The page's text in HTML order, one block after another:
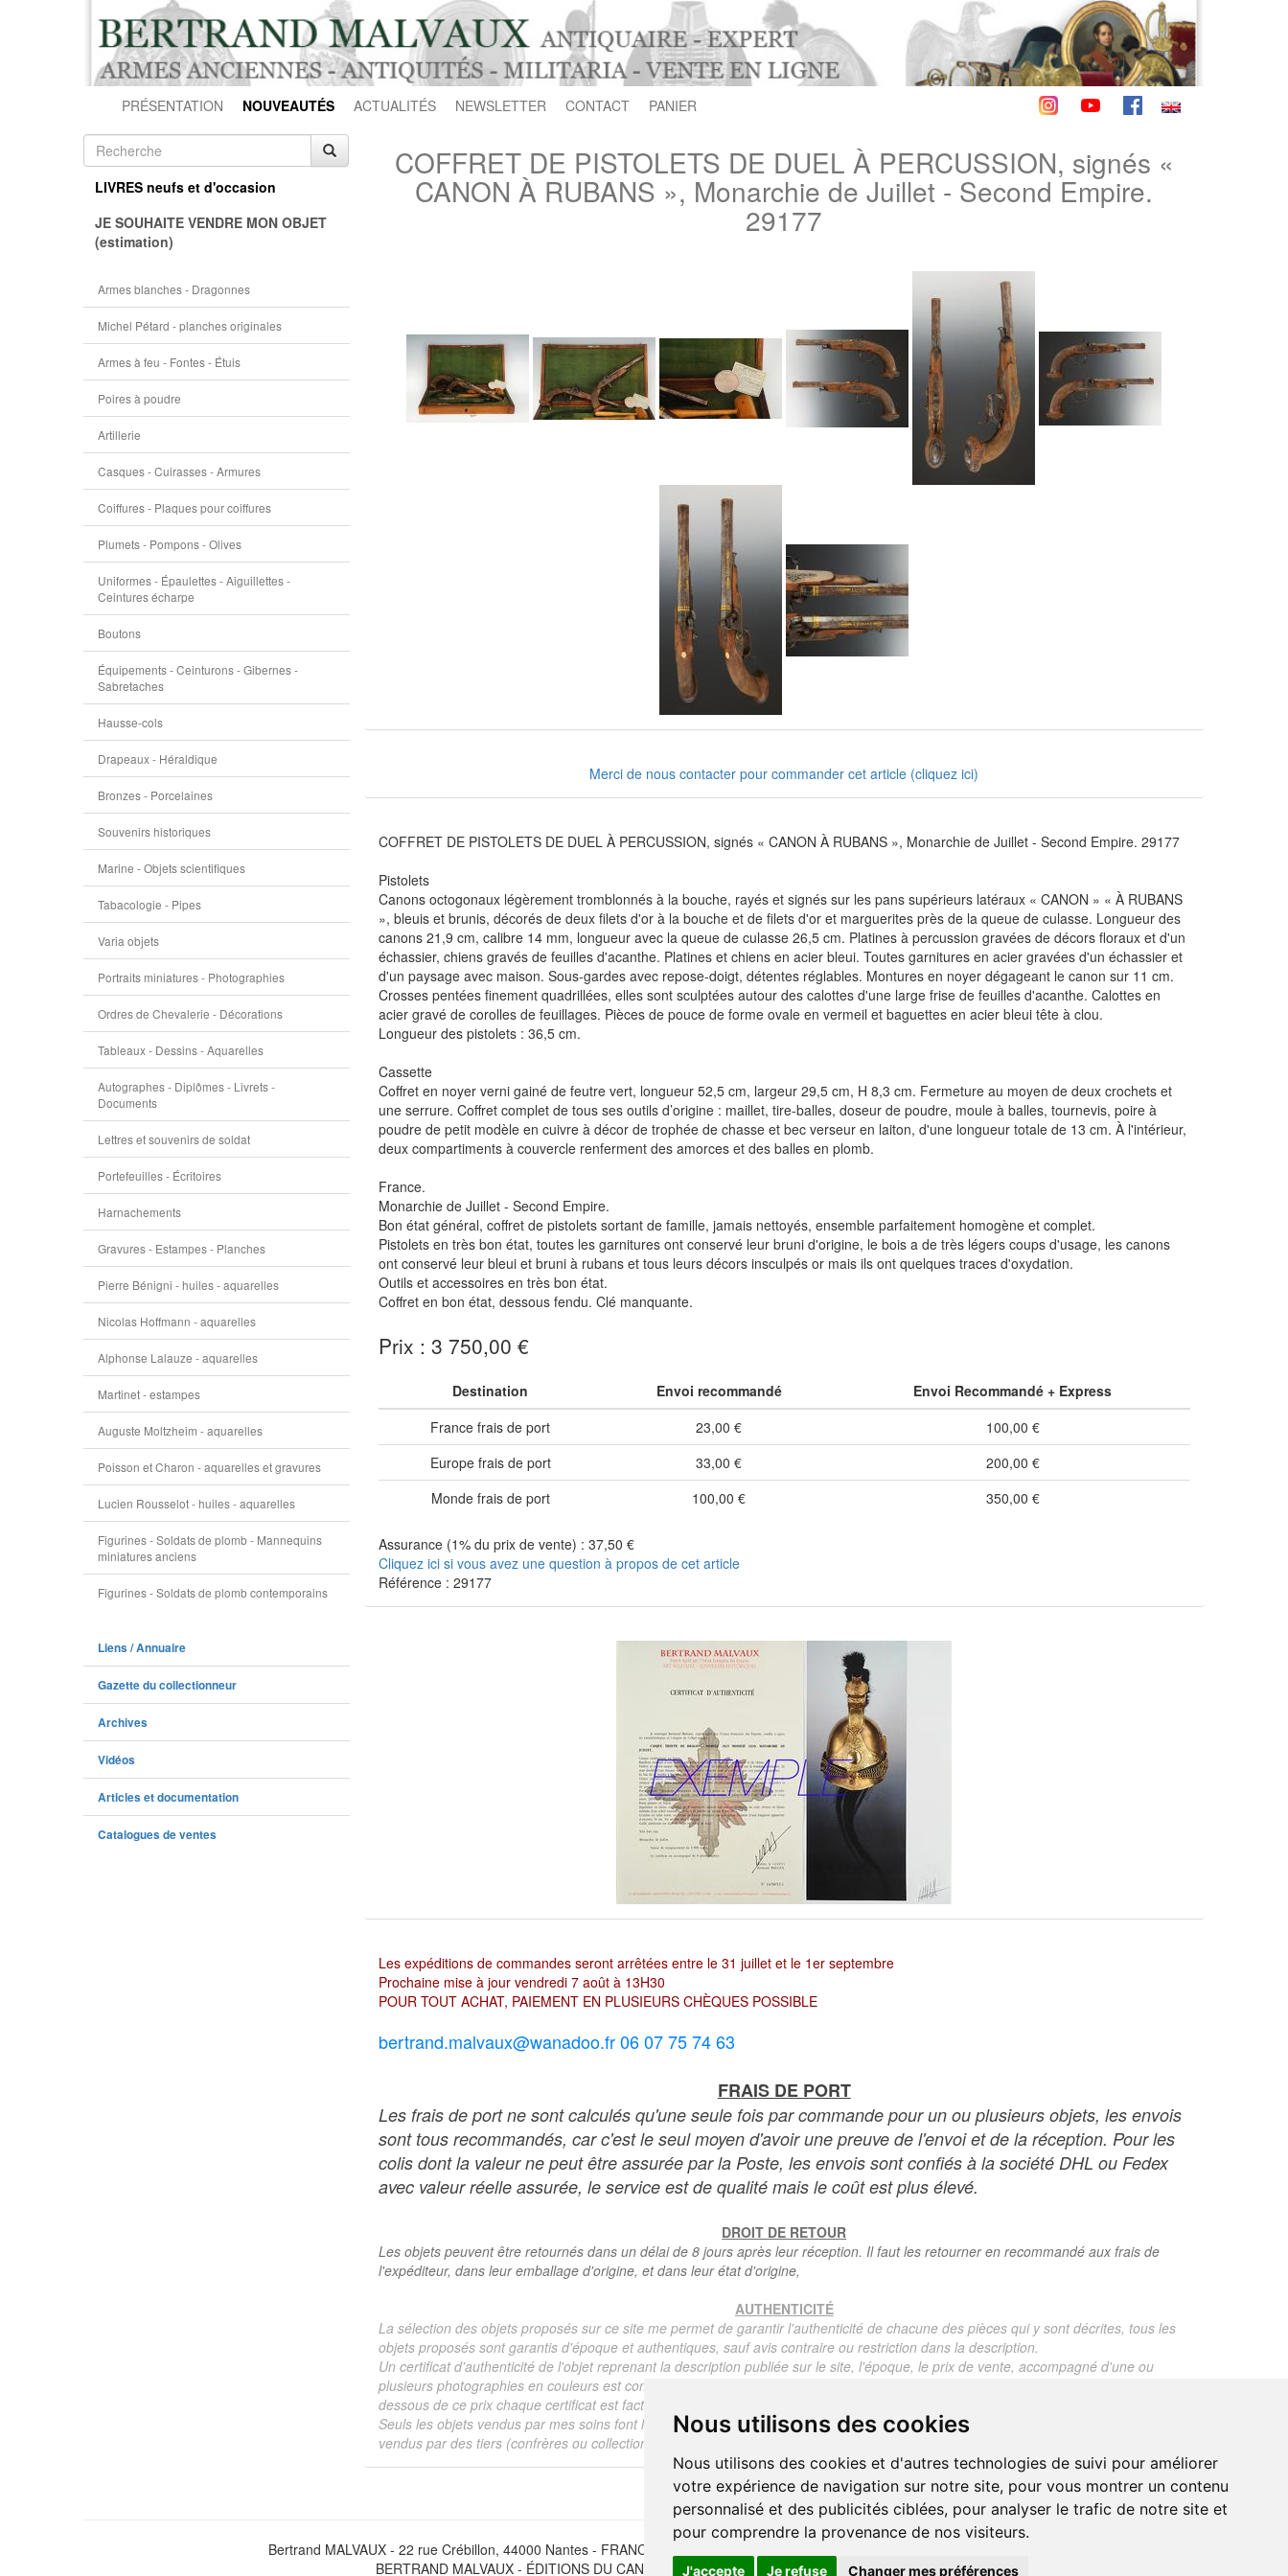
Nous utilisons des cookies
Nous utilisons des cookies et d'autres technologies de suivi pour améliorer
votre expérience de navigation sur notre site, pour vous montrer un contenu
personnalisé et des publicités ciblées, pour analyser le trafic de notre site et
pour comprendre la provenance de nos visiteurs.
J'accepte Je refuse Changer mes préférences
PRÉSENTATION NOUVEAUTÉS ACTUALITÉS NEWSLETTER CONTACT PANIER
LIVRES neufs et d'occasion
JE SOUHAITE VENDRE MON OBJET
(estimation)
Armes blanches - Dragonnes
Michel Pétard - planches originales
Armes à feu - Fontes - Étuis
Poires à poudre
Artillerie
Casques - Cuirasses - Armures
Coiffures - Plaques pour coiffures
Plumets - Pompons - Olives
Uniformes - Épaulettes - Aiguillettes -
Ceintures écharpe
Boutons
Équipements - Ceinturons - Gibernes -
Sabretaches
Hausse-cols
Drapeaux - Héraldique
Bronzes - Porcelaines
Souvenirs historiques
Marine - Objets scientifiques
Tabacologie - Pipes
Varia objets
Portraits miniatures - Photographies
Ordres de Chevalerie - Décorations
Tableaux - Dessins - Aquarelles
Autographes - Diplômes - Livrets -
Documents
Lettres et souvenirs de soldat
Portefeuilles - Écritoires
Harnachements
Gravures - Estampes - Planches
Pierre Bénigni - huiles - aquarelles
Nicolas Hoffmann - aquarelles
Alphonse Lalauze - aquarelles
Martinet - estampes
Auguste Moltzheim - aquarelles
Poisson et Charon - aquarelles et gravures
Lucien Rousselot - huiles - aquarelles
Figurines - Soldats de plomb - Mannequins
miniatures anciens
Figurines - Soldats de plomb contemporains
Liens / Annuaire
Gazette du collectionneur
Archives
Vidéos
Articles et documentation
Catalogues de ventes
COFFRET DE PISTOLETS DE DUEL À PERCUSSION, signés «
CANON À RUBANS », Monarchie de Juillet - Second Empire.
29177
Merci de nous contacter pour commander cet article (cliquez ici)
COFFRET DE PISTOLETS DE DUEL À PERCUSSION, signés « CANON À RUBANS », Monarchie de Juillet - Second Empire. 29177
Pistolets
Canons octogonaux légèrement tromblonnés à la bouche, rayés et signés sur les pans supérieurs latéraux « CANON » « À RUBANS
», bleuis et brunis, décorés de deux filets d'or à la bouche et de filets d'or et marguerites près de la queue de culasse. Longueur des
canons 21,9 cm, calibre 14 mm, longueur avec la queue de culasse 26,5 cm. Platines à percussion gravées de décors floraux et d'un
échassier, chiens gravés de feuilles d'acanthe. Platines et chiens en acier bleui. Toutes garnitures en acier gravées d'un échassier et
d'un paysage avec maison. Sous-gardes avec repose-doigt, détentes réglables. Montures en noyer dégageant le canon sur 11 cm.
Crosses pentées finement quadrillées, elles sont sculptées autour des calottes d'une large frise de feuilles d'acanthe. Calottes en
acier gravé de corolles de feuillages. Pièces de pouce de forme ovale en vermeil et baguettes en acier bleui tête à clou.
Longueur des pistolets : 36,5 cm.
Cassette
Coffret en noyer verni gainé de feutre vert, longueur 52,5 cm, largeur 29,5 cm, H 8,3 cm. Fermeture au moyen de deux crochets et
une serrure. Coffret complet de tous ses outils d’origine : maillet, tire-balles, doseur de poudre, moule à balles, tournevis, poire à
poudre de petit modèle en cuivre à décor de trophée de chasse et bec verseur en laiton, d'une longueur totale de 13 cm. À l'intérieur,
deux compartiments à couvercle renferment des amorces et des balles en plomb.
France.
Monarchie de Juillet - Second Empire.
Bon état général, coffret de pistolets sortant de famille, jamais nettoyés, ensemble parfaitement homogène et complet.
Pistolets en très bon état, toutes les garnitures ont conservé leur bruni d'origine, le bois a de très légers coups d'usage, les canons
ont conservé leur bleui et bruni à rubans et tous leurs décors insculpés or mais ils ont quelques traces d'oxydation.
Outils et accessoires en très bon état.
Coffret en bon état, dessous fendu. Clé manquante.
Prix : 3 750,00 €
Destination Envoi recommandé
Envoi Recommandé + Express
France frais de port
23,00 €
100,00 €
Europe frais de port
33,00 €
200,00 €
Monde frais de port
100,00 € 350,00 €
Assurance (1% du prix de vente) : 37,50 €
Cliquez ici si vous avez une question à propos de cet article
Référence : 29177
Les expéditions de commandes seront arrêtées entre le 31 juillet et le 1er septembre
Prochaine mise à jour vendredi 7 août à 13H30
POUR TOUT ACHAT, PAIEMENT EN PLUSIEURS CHÈQUES POSSIBLE
bertrand.malvaux@wanadoo.fr 06 07 75 74 63
FRAIS DE PORT
Les frais de port ne sont calculés qu'une seule fois par commande pour un ou plusieurs objets, les envois
sont tous recommandés, car c'est le seul moyen d'avoir une preuve de l'envoi et de la réception. Pour les
colis dont la valeur ne peut être assurée par la Poste, les envois sont confiés à la société DHL ou Fedex
avec valeur réelle assurée, le service est de qualité mais le coût est plus élevé.
DROIT DE RETOUR
Les objets peuvent être retournés dans un délai de 8 jours après leur réception. Il faut les retourner en recommandé aux frais de
l'expéditeur, dans leur emballage d'origine, et dans leur état d'origine,
AUTHENTICITÉ
La sélection des objets proposés sur ce site me permet de garantir l'authenticité de chacune des pièces qui y sont décrites, tous les
objets proposés sont garantis d'époque et authentiques, sauf avis contraire ou restriction dans la description.
Un certificat d'authenticité de l'objet reprenant la description publiée sur le site, l'époque, le prix de vente, accompagné d'une ou
plusieurs photographies en couleurs est communiqué automatiquement pour tout objet dont le prix est supérieur à 130 euros. En
dessous de ce prix chaque certificat est facturé 5 euros.
Seuls les objets vendus par mes soins font l'objet d'un certificat d'authenticité, je ne fais aucun rapport d'expertise pour les objets
vendus par des tiers (confrères ou collectionneurs).
Bertrand MALVAUX - 22 rue Crébillon, 44000 Nantes - FRANCE - Tél. (33) 02 40 733 600 —
BERTRAND MALVAUX - ÉDITIONS DU CANONNIER SARL au capital de 47.000 EUROS